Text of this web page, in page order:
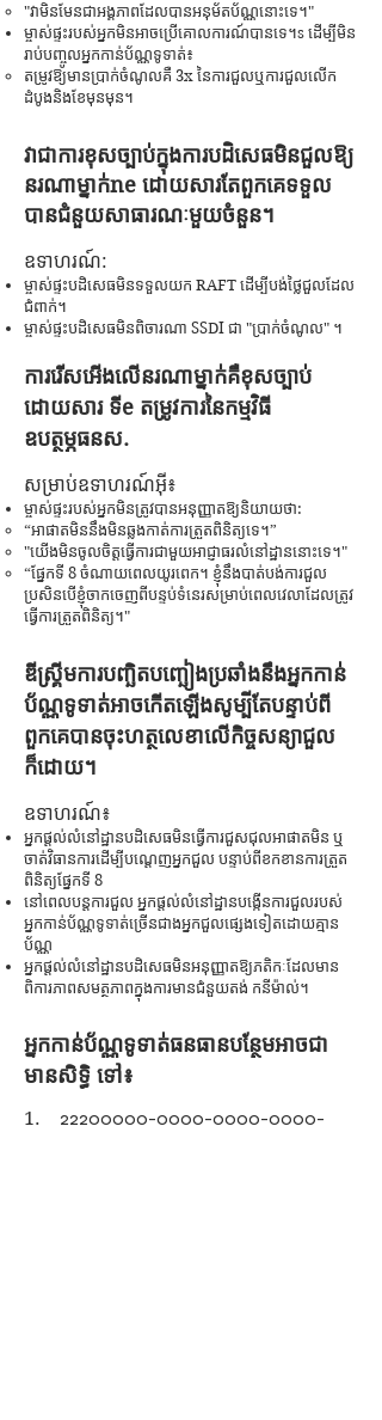
"វា​មិន​មែន​ជា​អង្គភាព​ដែល​បាន​អនុម័ត​ប័ណ្ណ​នោះ​ទេ​។"
ម្ចាស់ផ្ទះរបស់អ្នកមិនអាចប្រើគោលការណ៍បានទេ។s ដើម្បីមិន
រាប់បញ្ចូលអ្នកកាន់ប័ណ្ណទូទាត់៖
តម្រូវ​ឱ្យ​មាន​ប្រាក់​ចំណូល​គឺ 3x នៃ​ការ​ជួល​ឬ​ការ​ជួល​លើក​
ដំបូង​និង​ខែ​មុន​មុន​។
វាជាការខុសច្បាប់ក្នុងការបដិសេធមិនជួលឱ្យ
នរណាម្នាក់ne ដោយសារតែពួកគេទទួល
បានជំនួយសាធារណៈមួយចំនួន។
ឧទាហរណ៍:
ម្ចាស់ផ្ទះបដិសេធមិនទទួលយក RAFT ដើម្បីបង់ថ្លៃជួលដែល
ជំពាក់។
ម្ចាស់ផ្ទះបដិសេធមិនពិចារណា SSDI ជា "ប្រាក់ចំណូល" ។
ការរើសអើងលើនរណាម្នាក់គឺខុសច្បាប់
ដោយសារ ទីe តម្រូវការនៃកម្មវិធី
ឧបត្ថម្ភធនស.
សម្រាប់ឧទាហរណ៍អ៊ី៖
ម្ចាស់ផ្ទះរបស់អ្នកមិនត្រូវបានអនុញ្ញាតឱ្យនិយាយថា:
​“អាផាតមិននឹងមិនឆ្លងកាត់ការត្រួតពិនិត្យទេ។”
"យើងមិនចូលចិត្តធ្វើការជាមួយអាជ្ញាធរលំនៅដ្ឋាននោះទេ។"
“ផ្នែកទី 8 ចំណាយពេលយូរពេក។ ខ្ញុំ​នឹង​បាត់​បង់​ការ​ជួល
ប្រសិន​បើ​ខ្ញុំ​ចាក​ចេញ​ពី​បន្ទប់​ទំនេរ​សម្រាប់​ពេល​វេលា​ដែល​ត្រូវ​
ធ្វើ​ការ​ត្រួត​ពិនិត្យ។"
ឌីស្គ្រីមការបញ្ឆិតបញ្ឆៀងប្រឆាំងនឹងអ្នកកាន់
ប័ណ្ណទូទាត់អាចកើតឡើងសូម្បីតែបន្ទាប់ពី
ពួកគេបានចុះហត្ថលេខាលើកិច្ចសន្យាជួល
ក៏ដោយ។
ឧទាហរណ៍៖
អ្នកផ្តល់លំនៅដ្ឋានបដិសេធមិនធ្វើការជួសជុលអាផាតមិន ឬ
ចាត់វិធានការដើម្បីបណ្តេញអ្នកជួល បន្ទាប់ពីខកខានការត្រួត
ពិនិត្យផ្នែកទី 8
នៅពេលបន្តការជួល អ្នកផ្តល់លំនៅដ្ឋានបង្កើនការជួលរបស់
អ្នកកាន់ប័ណ្ណទូទាត់ច្រើនជាងអ្នកជួលផ្សេងទៀតដោយគ្មាន
ប័ណ្ណ
អ្នកផ្តល់លំនៅដ្ឋានបដិសេធមិនអនុញ្ញាតឱ្យភតិកៈដែលមាន
ពិការភាពសមត្ថភាពក្នុងការមានជំនួយតង់ កនីម៉ាល់។
អ្នកកាន់ប័ណ្ណទូទាត់ធនធានបន្ថែមអាចជា
មានសិទ្ធិ ទៅ៖
1.
_22200000-0000-0000-0000-